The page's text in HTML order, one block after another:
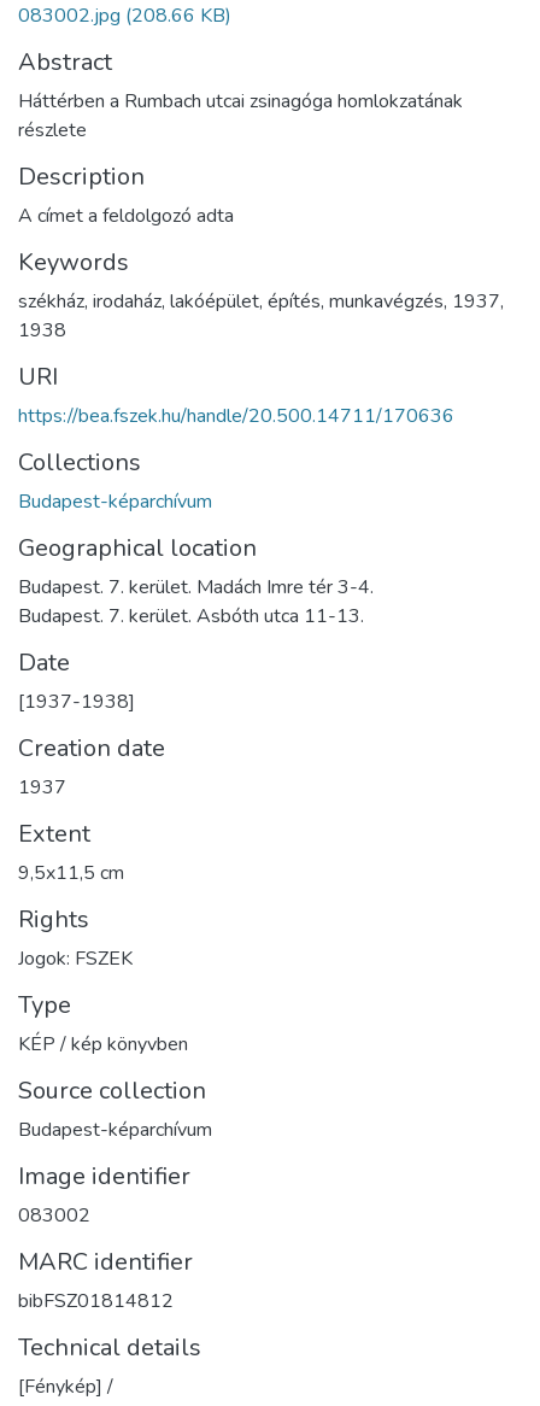
083002.jpg (208.66 KB)
Abstract
Háttérben a Rumbach utcai zsinagóga homlokzatának
részlete
Description
A címet a feldolgozó adta
Keywords
székház, irodaház, lakóépület, építés, munkavégzés, 1937,
1938
URI
https://bea.fszek.hu/handle/20.500.14711/170636
Collections
Budapest-képarchívum
Geographical location
Budapest. 7. kerület. Madách Imre tér 3-4.
Budapest. 7. kerület. Asbóth utca 11-13.
Date
[1937-1938]
Creation date
1937
Extent
9,5x11,5 cm
Rights
Jogok: FSZEK
Type
KÉP / kép könyvben
Source collection
Budapest-képarchívum
Image identifier
083002
MARC identifier
bibFSZ01814812
Technical details
[Fénykép] /